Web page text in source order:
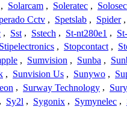
, Solarcam , Soleratec ,
Cctv , Spetslab , Spider ,
, Sst , Sstech , St-nt280e1 ,
Stipelectronics , Stopcontact ,
, Sumvision , Sunba ,
, Sunvision Us , Sunywo ,
, Surway Technology ,
, Sy2l , Sygonix , Symynelec ,